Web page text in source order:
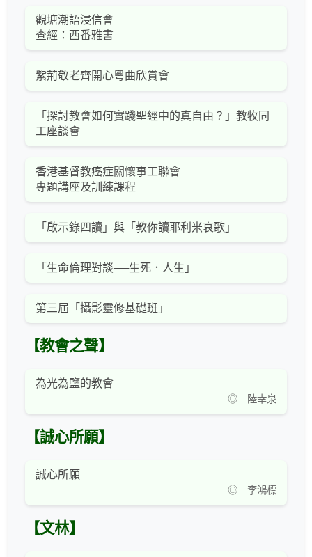
觀塘潮語浸信會
查經：西番雅書
紫荊敬老齊開心粵曲欣賞會
「探討教會如何實踐聖經中的真自由？」教牧同
工座談會
香港基督教癌症關懷事工聯會
專題講座及訓練課程
「啟示錄四讀」與「教你讀耶利米哀歌」
「生命倫理對談──生死．人生」
第三屆「攝影靈修基礎班」
【教會之聲】
為光為鹽的教會
◎ 陸幸泉
【誠心所願】
誠心所願
◎ 李鴻標
【文林】